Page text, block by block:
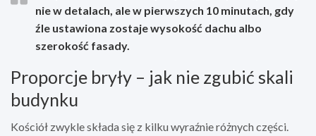
nie w detalach, ale w pierwszych 10 minutach , gdy
źle ustawiona zostaje wysokość dachu albo
szerokość fasady.
Proporcje bryły – jak nie zgubić skali
budynku
Kościół zwykle składa się z kilku wyraźnie różnych części.